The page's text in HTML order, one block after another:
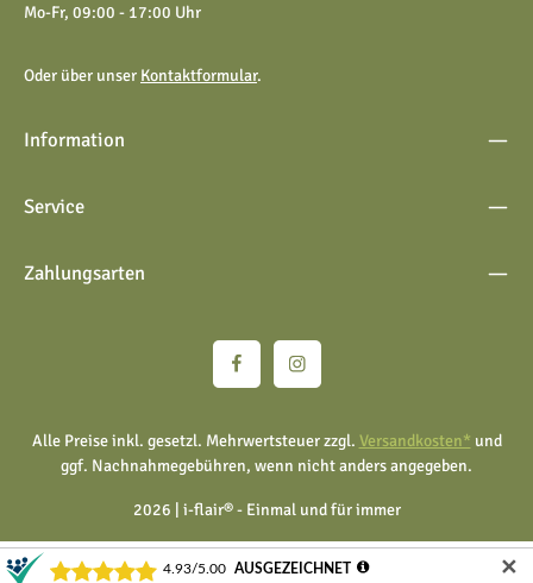
Mo-Fr, 09:00 - 17:00 Uhr
Oder über unser Kontaktformular.
Information
Service
Zahlungsarten
2026 | i-flair® - Einmal und für immer
Alle Preise inkl. gesetzl. Mehrwertsteuer zzgl. Versandkosten* und
ggf. Nachnahmegebühren, wenn nicht anders angegeben.
✕